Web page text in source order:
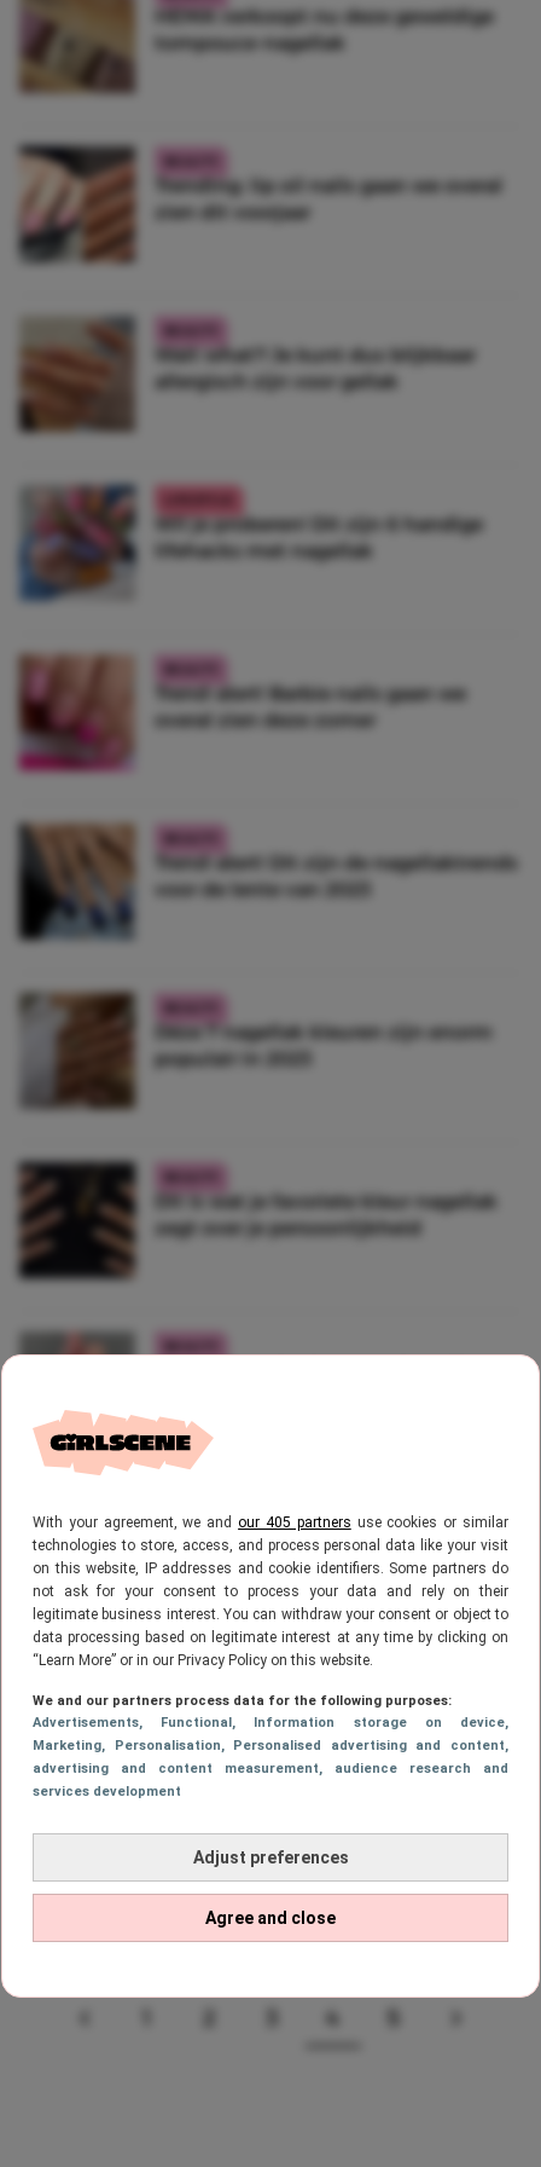
With your agreement, we andour 405 partners use cookies or similar
technologies to store, access, and process personal data like your visit
on this website, IP addresses and cookie identifiers. Some partners do
not ask for your consent to process your data and rely on their
legitimate business interest. You can withdraw your consent or object to
data processing based on legitimate interest at any time by clicking on
“Learn More” or in our Privacy Policy on this website.
We and our partners process data for the following purposes:
Advertisements, Functional , Information storage on device,
Marketing, Personalisation, Personalised advertising and content,
advertising and content measurement, audience research and
services development
Adjust preferences
Agree and close
HEMA verkoopt nu deze geweldige
tompouce-nagellak
Trending: lip oil nails gaan we overal
zien dit voorjaar
Wait what?! Je kunt dus blijkbaar
allergisch zijn voor gellak
Wil je proberen! Dít zijn 6 handige
lifehacks met nagellak
Trend-alert! Barbie nails gaan we
overal zien deze zomer
Trend-alert! Dít zijn de nagellaktrends
voor de lente van 2023
Déze 7 nagellak kleuren zijn enorm
populair in 2023
Dit is wat je favoriete kleur nagellak
zegt over je persoonlijkheid
BEAUTY
Trend-alert! Dit zijn dé nagellaktrends
van 2023
Wil je hebben! Déze adventkalender
van HEMA is gevuld met nagellak
BEAUTY
Op deze manier maak je jouw
uitgedroogde nagellak weer vloeibaar
PAGEPAGEPAGEPage
4 PAGE